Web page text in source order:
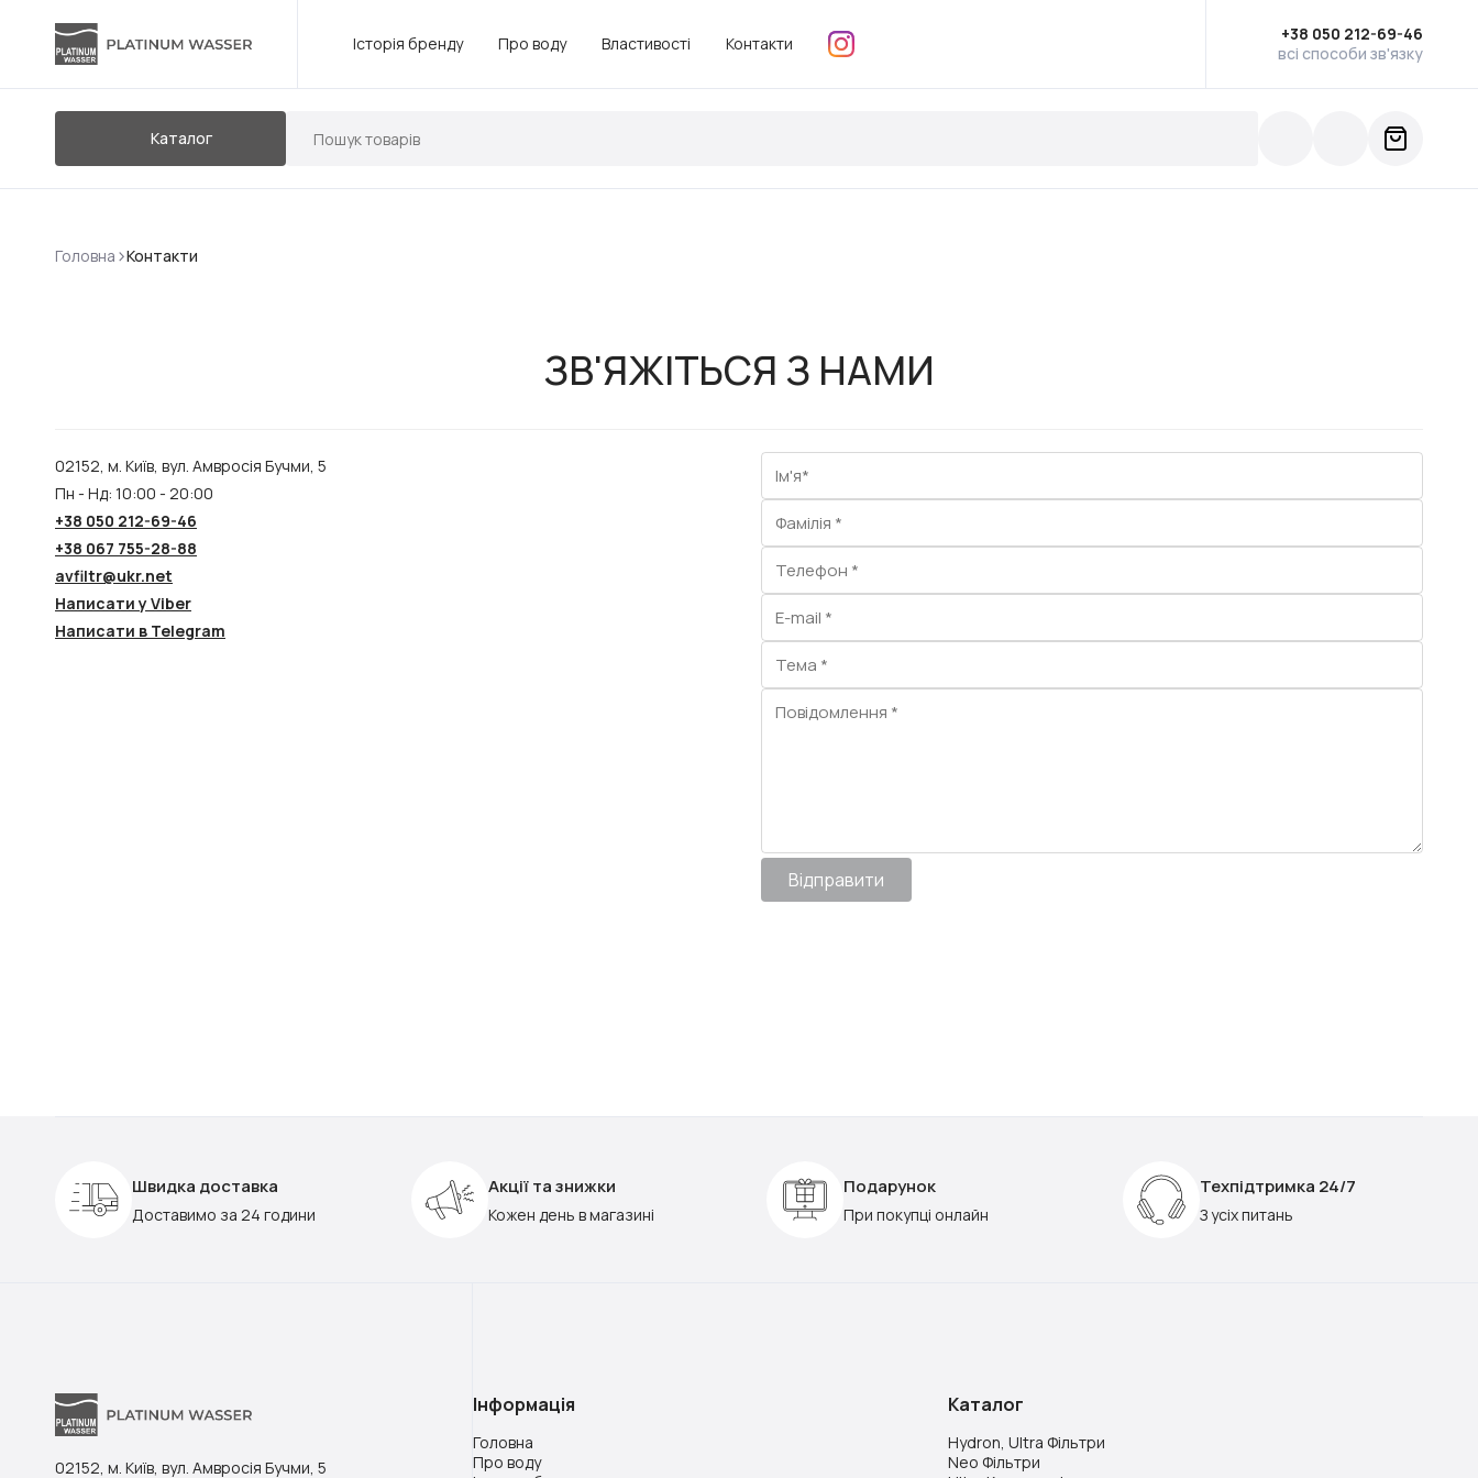
Історія бренду Про воду Властивості Контакти
+38 050 212-69-46
всі способи зв'язку
Каталог
Головна >Контакти
ЗВ'ЯЖІТЬСЯ З НАМИ
02152, м. Київ, вул. Амвросія Бучми, 5
Пн - Нд: 10:00 - 20:00
+38 050 212-69-46
+38 067 755-28-88
avfiltr@ukr.net
Написати у Viber
Написати в Telegram
Швидка доставка
Доставимо за 24 години
Акції та знижки
Кожен день в магазині
Подарунок
При покупці онлайн
Техпідтримка 24/7
З усіх питань
02152, м. Київ, вул. Амвросія Бучми, 5
Інформація
Головна
Про воду
Каталог
Hydron, Ultra Фільтри
Neo Фільтри